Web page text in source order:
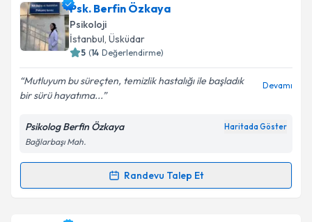
Psk. Hilal Erva Ergüniçin randevu takvimi talebi
oluşturun. Size bu uzmandan randevu almanız için bir
takvim hazırlandığında e-posta ile bilgilendireceğiz.
Kişisel verilerimin işlenmesine ilişkin
Aydınlatma
Metni
kapsamda işlenmesini kabul ediyorum.
Psk. Berfin Özkaya
Psikoloji
İstanbul, Üsküdar
5 (14 Değerlendirme)
Mutluyum bu süreçten, temizlik hastalığı ile başladık
bir sürü hayatıma...
Devamı
Psikolog Berfin Özkaya Haritada Göster
Bağlarbaşı Mah.
Randevu Talep Et
Randevu Takvimi Talebi